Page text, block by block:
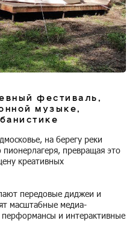
фестиваль,
музыке,
на берегу реки
превращая это
креативных
передовые диджеи и
масштабные медиа-
и интерактивные